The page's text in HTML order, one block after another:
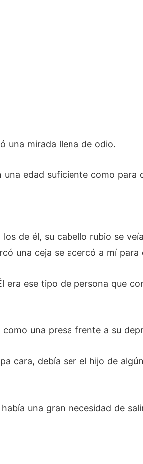
una mirada llena de odio.
edad suficiente como para
de él, su cabello rubio se
una ceja se acercó a mí para
era ese tipo de persona que
una presa frente a su
cara, debía ser el hijo de
una gran necesidad de